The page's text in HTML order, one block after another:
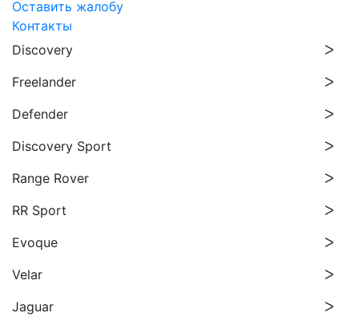
Оставить жалобу
Контакты
Discovery
Freelander
Defender
Discovery Sport
Range Rover
RR Sport
Evoque
Velar
Jaguar